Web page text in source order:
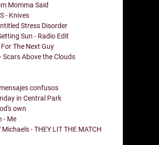
Momma Said
- Knives
Stress Disorder
Sun - Radio Edit
The Next Guy
Above the Clouds
confusos
in Central Park
own
- Me
- THEY LIT THE MATCH